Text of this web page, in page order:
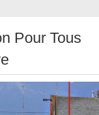
Pour Tous